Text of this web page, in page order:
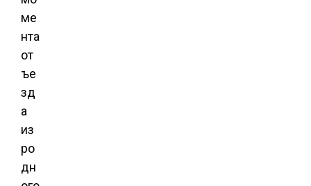
ме
нта
от
ъе
зд
а
из
ро
дн